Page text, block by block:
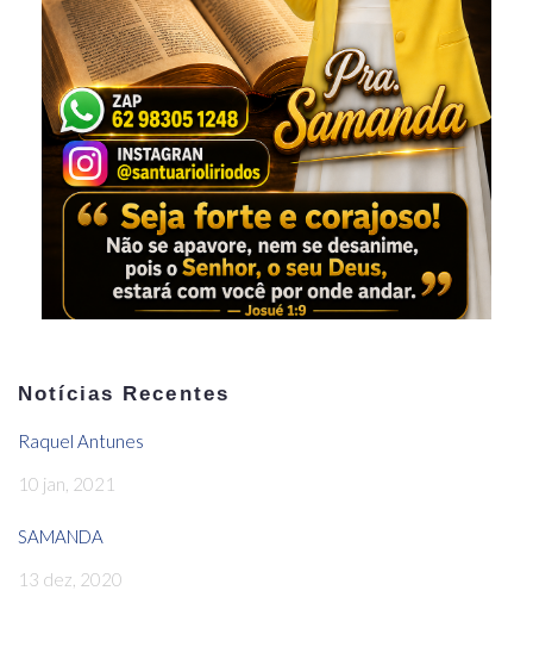
Notícias Recentes
Raquel Antunes
10 jan, 2021
SAMANDA
13 dez, 2020